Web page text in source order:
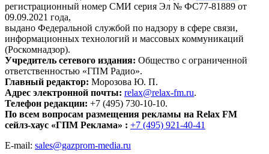
регистрационный номер СМИ серия Эл № ФС77-81889 от
09.09.2021 года,
выдано Федеральной службой по надзору в сфере связи,
информационных технологий и массовых коммуникаций
(Роскомнадзор).
Учредитель сетевого издания: Общество с ограниченной
ответственностью «ГПМ Радио».
Главный редактор: Морозова Ю. П.
Адрес электронной почты: relax@relax-fm.ru.
Телефон редакции: +7 (495) 730-10-10.
По всем вопросам размещения рекламы на Relax FM
сейлз-хаус «ГПМ Реклама» : +7 (495) 921-40-41
E-mail: sales@gazprom-media.ru